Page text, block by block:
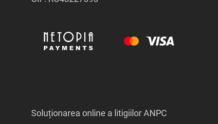
Soluționarea online a litigiilor ANPC